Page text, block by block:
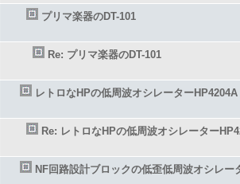
プリマ楽器のDT-101
Re: プリマ楽器のDT-101
レトロなHPの低周波オシレーターHP4204A
Re: レトロなHPの低周波オシレーター
NF回路設計ブロックの低歪低周波オシレー